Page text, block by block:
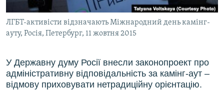
УКРАЇНСЬКА ПРОБЛЕМА КРИМУ
ІНФОГРАФІКА
ДОЛУЧАЙСЯ!
Усі сайти RFE/RL
ЛГБТ-активісти відзначають Міжнародний день камінг-
ауту, Росія, Петербург, 11 жовтня 2015
У Державну думу Росії внесли законопроект про
адміністративну відповідальність за камінг-аут –
відмову приховувати нетрадиційну орієнтацію.